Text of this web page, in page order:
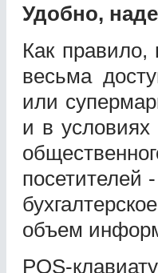
Удобно,
Как правило,
весьма
или
и в
посетителей
объем
POS-